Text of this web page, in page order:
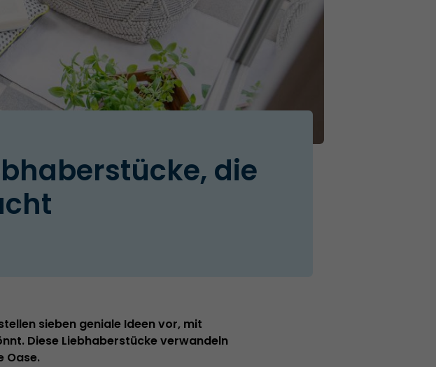
die
sieben geniale Ideen vor, mit
Diese Liebhaberstücke verwandeln
Oase.